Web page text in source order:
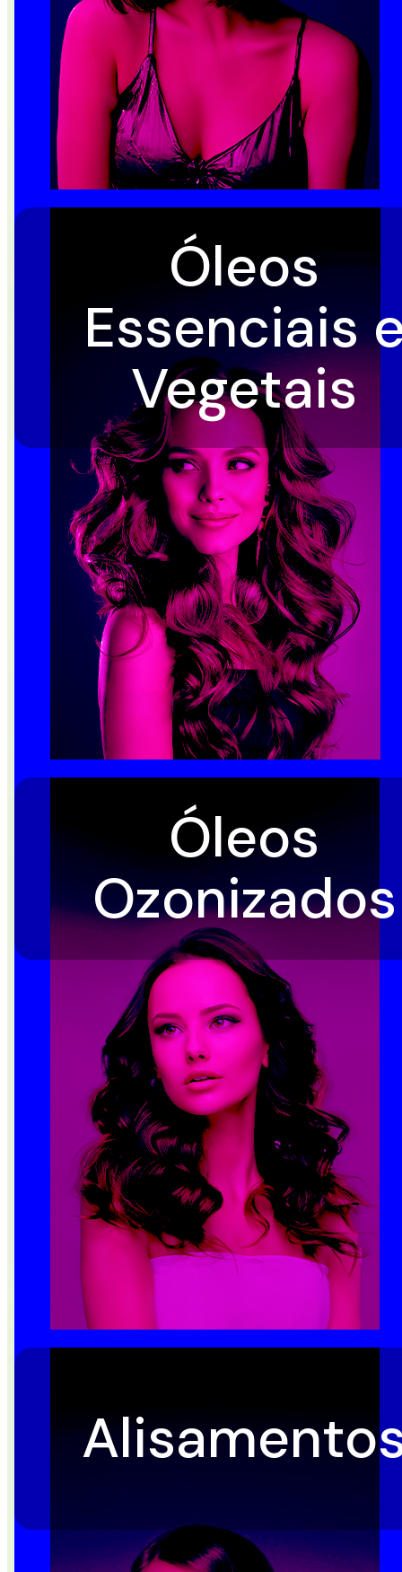
Óleos
Essenciais e
Vegetais
Óleos
Ozonizados
Alisamentos